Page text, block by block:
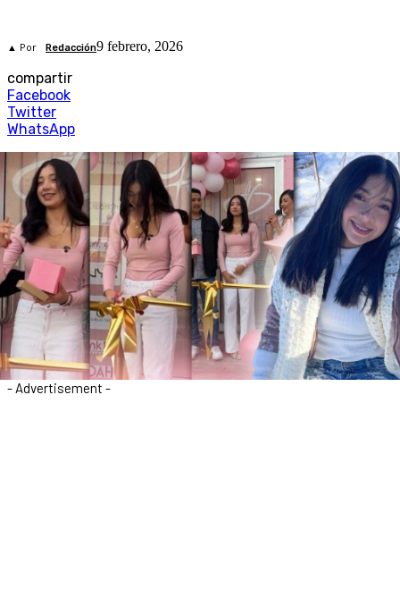
▲ Por Redacción9 febrero, 2026
compartir
Facebook
Twitter
WhatsApp
- Advertisement -